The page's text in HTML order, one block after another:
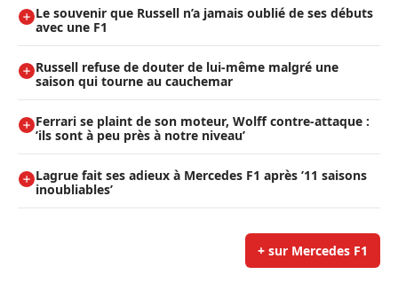
Le souvenir que Russell n’a jamais oublié de ses débuts
avec une F1
Russell refuse de douter de lui-même malgré une
saison qui tourne au cauchemar
Ferrari se plaint de son moteur, Wolff contre-attaque :
’ils sont à peu près à notre niveau’
Lagrue fait ses adieux à Mercedes F1 après ’11 saisons
inoubliables’
+ sur Mercedes F1